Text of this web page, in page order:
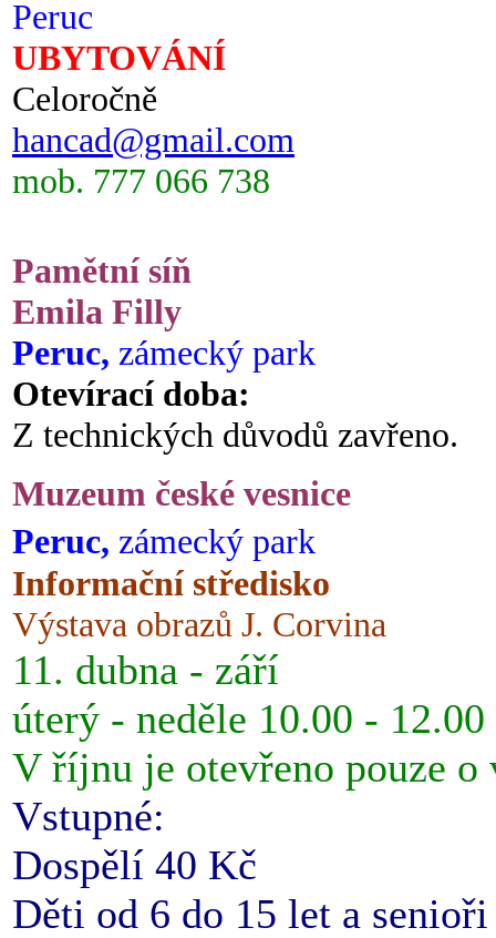
Peruc
UBYTOVÁNÍ
Celoročně
hancad@gmail.com
mob. 777 066 738
Pamětní síň
Emila Filly
Peruc, zámecký park
Otevírací doba:
Z technických důvodů zavřeno.
Muzeum české vesnice
Peruc, zámecký park
Informační středisko
Výstava obrazů J. Corvina
11. dubna - září
úterý - neděle 10.00 -
V říjnu je otevřeno pouze o
Vstupné:
Dospělí 40 Kč
Děti od 6 do 15 let a